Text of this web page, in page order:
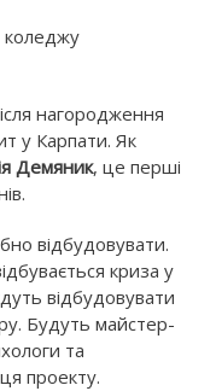
коледжу
нагородження
у Карпати. Як
Демяник, це перші
відбудовувати.
криза у
відбудовувати
Будуть майстер-
та
проекту.